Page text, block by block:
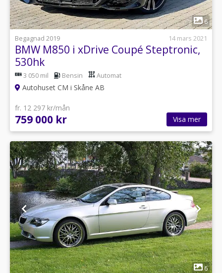
1
6
Begagnad 2019
14 mars 2021
BMW M850 i xDrive Coupé Steptronic,
530hk
3 050 mil Bensin Automat
Autohuset CM i Skåne AB
fr. 12 297 kr/mån
759 000 kr Visa mer
1
6